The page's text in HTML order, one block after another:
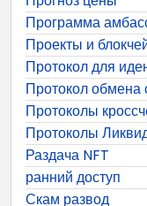
Программа
Проекты и
Протокол для
Протокол обмена
Протоколы
Протоколы
Раздача NFT
ранний доступ
Скам развод